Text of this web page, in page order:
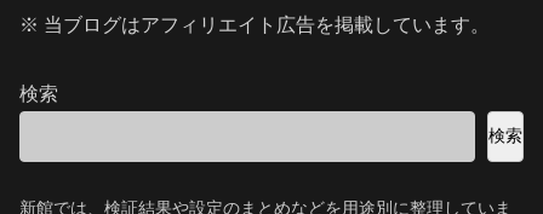
※ 当ブログはアフィリエイト広告を掲載しています。
検索
検索
新館では、検証結果や設定のまとめなどを用途別に整理していま